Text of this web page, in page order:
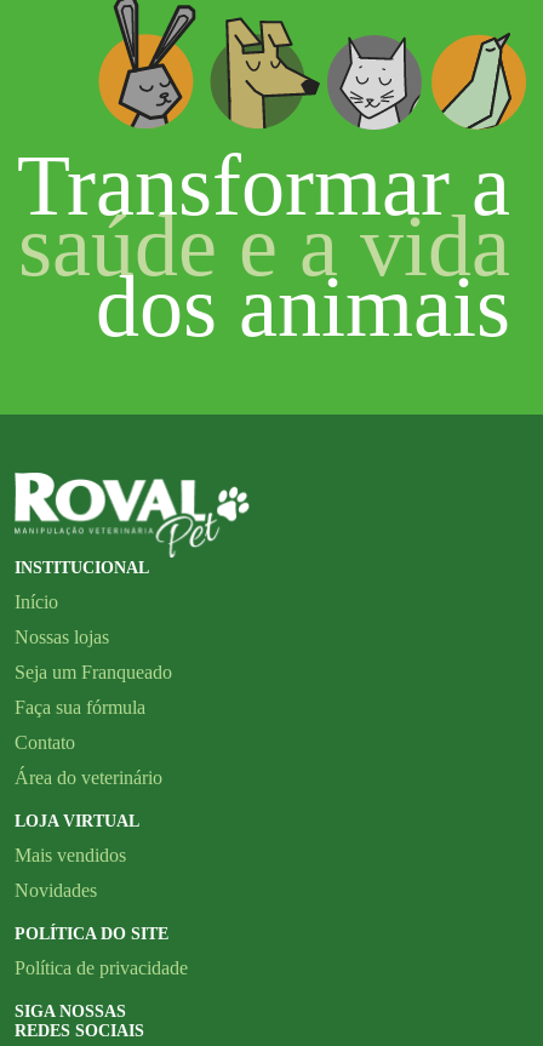
Transformar a
saúde e a vida
dos animais
INSTITUCIONAL
Início
Nossas lojas
Seja um Franqueado
Faça sua fórmula
Contato
Área do veterinário
LOJA VIRTUAL
Mais vendidos
Novidades
POLÍTICA DO SITE
Política de privacidade
SIGA NOSSAS
REDES SOCIAIS